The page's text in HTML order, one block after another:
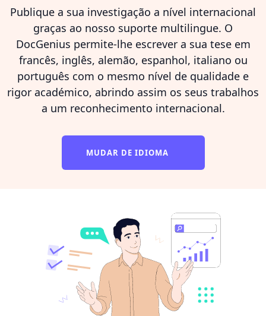
Publique a sua investigação a nível internacional
graças ao nosso suporte multilingue. O
DocGenius permite-lhe escrever a sua tese em
francês, inglês, alemão, espanhol, italiano ou
português com o mesmo nível de qualidade e
rigor académico, abrindo assim os seus trabalhos
a um reconhecimento internacional.
MUDAR DE IDIOMA